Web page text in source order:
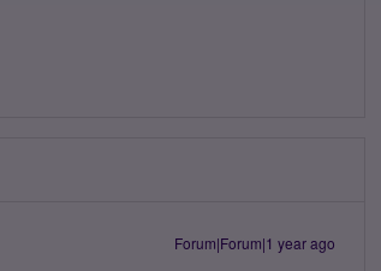
Forum|Forum|1 year ago